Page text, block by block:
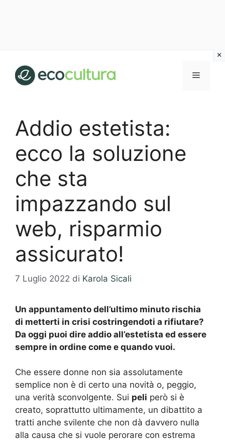
contenuto
MENU
Addio estetista:
ecco la soluzione
che sta
impazzando sul
web, risparmio
assicurato!
7 Luglio 2022 di Karola Sicali
Un appuntamento dell’ultimo minuto rischia
di metterti in crisi costringendoti a rifiutare?
Da oggi puoi dire addio all’estetista ed essere
sempre in ordine come e quando vuoi.
Che essere donne non sia assolutamente
semplice non è di certo una novità o, peggio,
una verità sconvolgente. Sui peli però si è
creato, soprattutto ultimamente, un dibattito a
tratti anche svilente che non dà davvero nulla
alla causa che si vuole perorare con estrema